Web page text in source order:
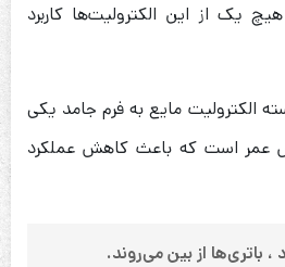
یک از این الکترولیت‌ها کاربرد
الکترولیت مایع به فرم جامد یکی
عمر است که باعث کاهش عملکرد
باتری‌ها از بین می‌روند.